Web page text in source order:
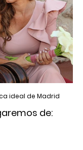
ideal de Madrid
de: